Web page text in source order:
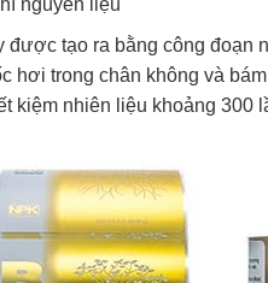
tạo ra bằng công đoạn
hơi trong chân không và
kiệm nhiên liệu khoảng 300